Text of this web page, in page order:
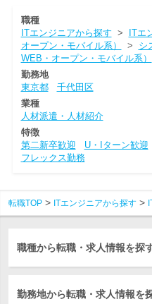
職種
ITエンジニアから探す > ITエ
オープン・モバイル系）
> シ
WEB・オープン・モバイル系）
勤務地
東京都
千代田区
業種
人材派遣・人材紹介
特徴
第二新卒歓迎
U・Iターン歓迎
フレックス勤務
転職TOP ITエンジニアから探す
職種から転職・求人情報を探
勤務地から転職・求人情報を